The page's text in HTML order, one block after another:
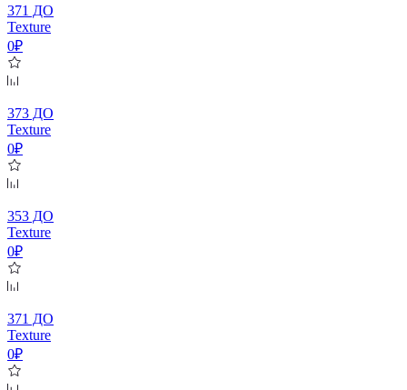
371 ДО
Texture
0₽
373 ДО
Texture
0₽
353 ДО
Texture
0₽
371 ДО
Texture
0₽